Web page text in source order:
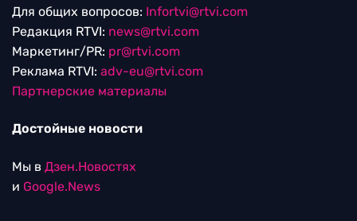
Для общих вопросов: Infortvi@rtvi.com
Редакция RTVI: news@rtvi.com
Маркетинг/PR: pr@rtvi.com
Реклама RTVI: adv-eu@rtvi.com
Партнерские материалы
Достойные новости
Мы в Дзен.Новостях
и Google.News